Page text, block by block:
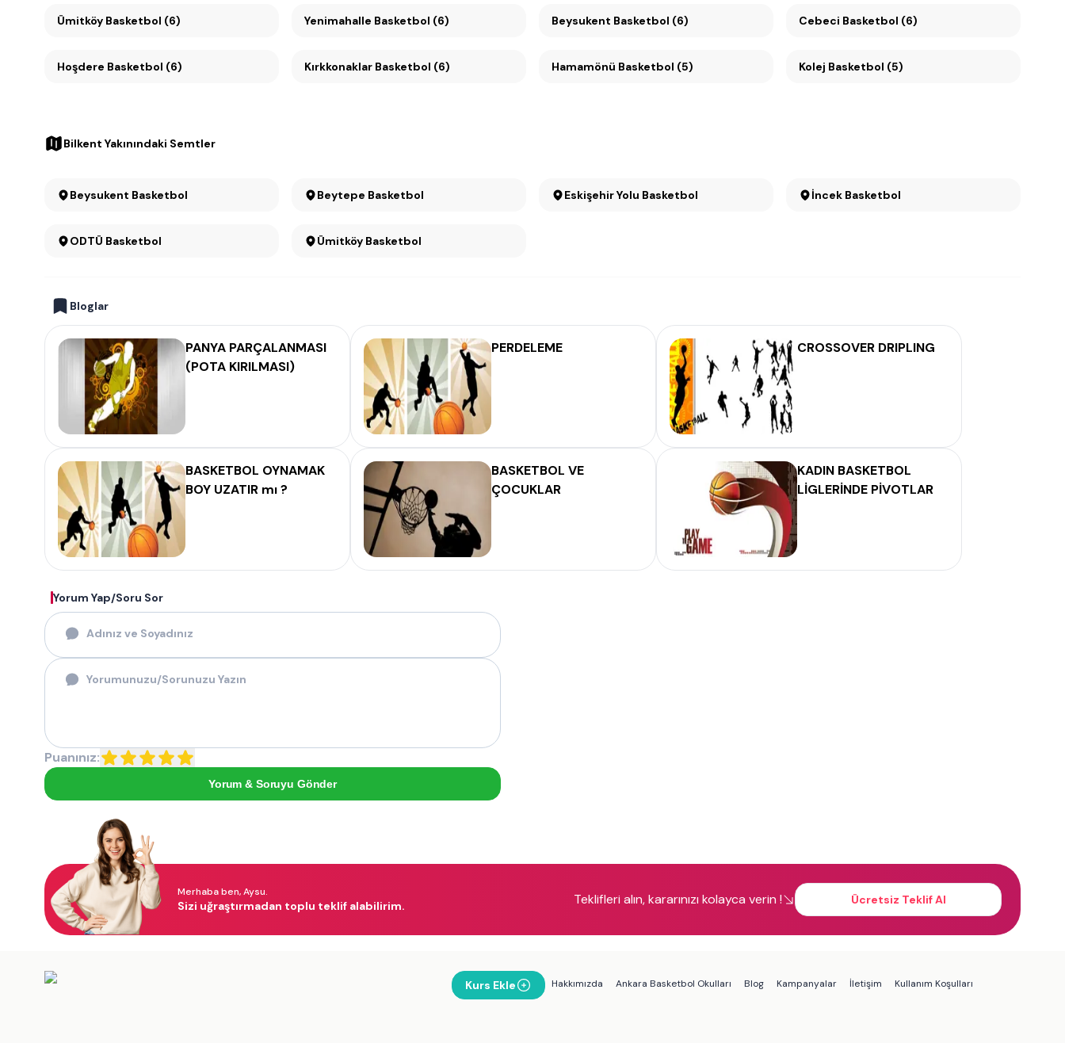
Ümitköy Basketbol (6) Yenimahalle Basketbol (6) Beysukent Basketbol (6) Cebeci Basketbol (6)
Hoşdere Basketbol (6) Kırkkonaklar Basketbol (6) Hamamönü Basketbol (5) Kolej Basketbol (5)
Bilkent Yakınındaki Semtler
Beysukent Basketbol Beytepe Basketbol Eskişehir Yolu Basketbol İncek Basketbol
ODTÜ Basketbol Ümitköy Basketbol
Bloglar
PANYA PARÇALANMASI
(POTA KIRILMASI)
PERDELEME CROSSOVER DRIPLING
BASKETBOL OYNAMAK
BOY UZATIR mı ?
BASKETBOL VE
ÇOCUKLAR
KADIN BASKETBOL
LİGLERİNDE PİVOTLAR
Yorum Yap/Soru Sor
Puanınız:
Yorum & Soruyu Gönder
Merhaba ben, Aysu.
Sizi uğraştırmadan toplu teklif alabilirim. Teklifleri alın, kararınızı kolayca verin ! Ücretsiz Teklif Al
Kurs Ekle Hakkımızda Ankara Basketbol Okulları Blog Kampanyalar İletişim Kullanım Koşulları